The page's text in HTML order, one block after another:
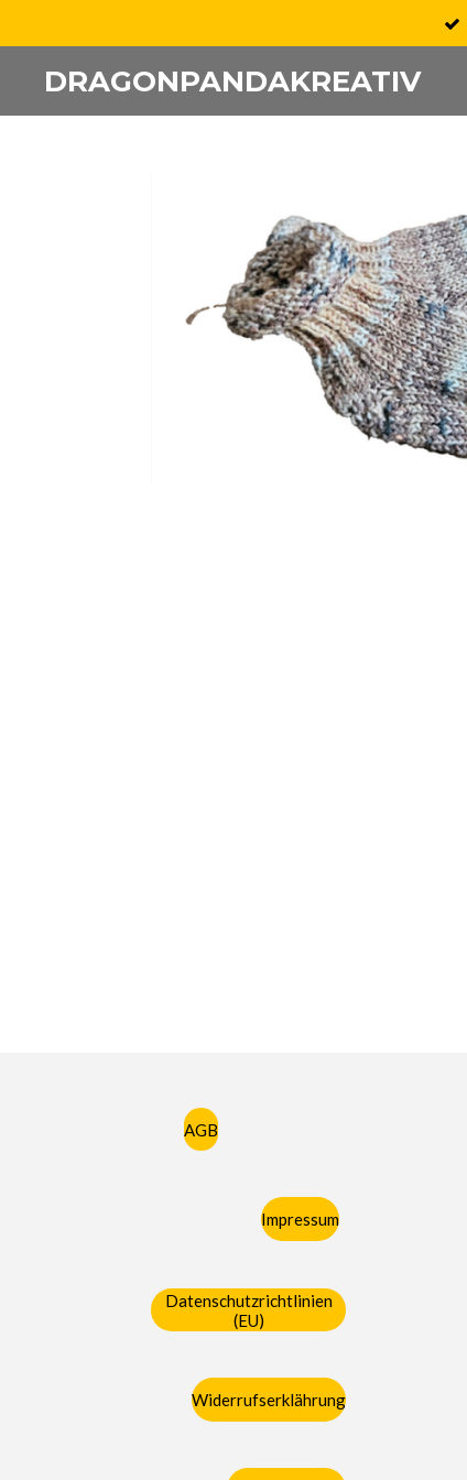
springen
DRAGONPANDAKREATIV
AGB
Impressum
Datenschutzrichtlinien
(EU)
Widerrufserklährung